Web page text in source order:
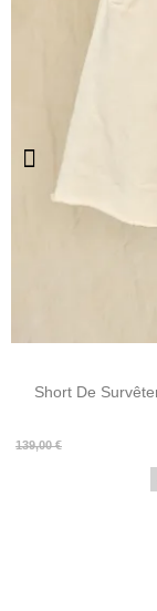
Short De
139,00 €
Prix
Prix